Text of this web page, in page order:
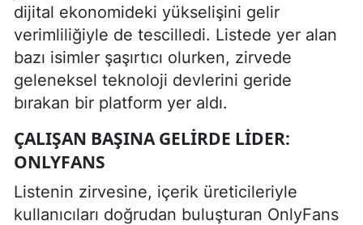
dijital ekonomideki yükselişini gelir
verimliliğiyle de tescilledi. Listede yer alan
bazı isimler şaşırtıcı olurken, zirvede
geleneksel teknoloji devlerini geride
bırakan bir platform yer aldı.
ÇALIŞAN BAŞINA GELİRDE LİDER:
ONLYFANS
Listenin zirvesine, içerik üreticileriyle
kullanıcıları doğrudan buluşturan OnlyFans